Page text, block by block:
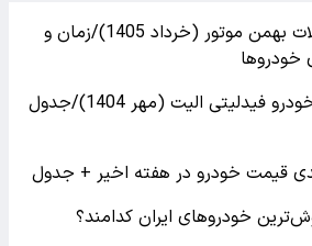
مزایده جدید محصولات بهمن موتور (خرداد 1405)/زمان و
خودروها
شرایط جدید فروش خودرو فیدلیتی الیت (مهر 1404)/جدول
خودروهای ایران کدامند؟